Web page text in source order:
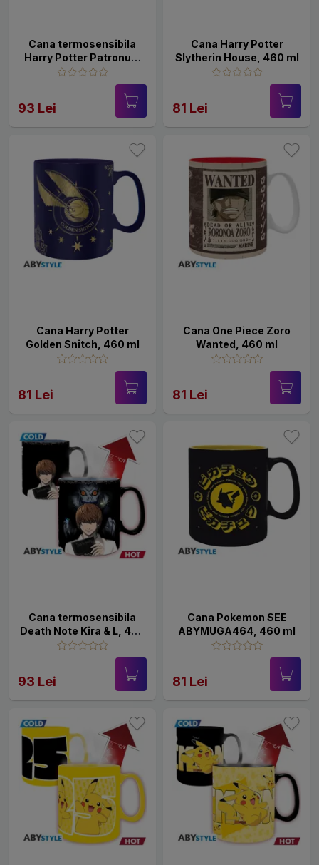
Cana termosensibila
Harry Potter Patronus,
460 ml
93 Lei
Cana Harry Potter
Slytherin House, 460 ml
81 Lei
Cana Harry Potter
Golden Snitch, 460 ml
81 Lei
Cana One Piece Zoro
Wanted, 460 ml
81 Lei
Cana termosensibila
Death Note Kira & L, 460
ml
93 Lei
Cana Pokemon SEE
ABYMUGA464, 460 ml
81 Lei